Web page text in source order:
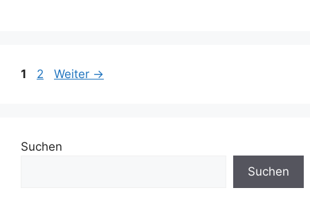
Seite
1 Seite
2 Weiter →
Suchen
Suchen